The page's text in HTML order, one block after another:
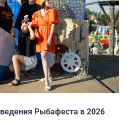
Рыбафеста в 2026